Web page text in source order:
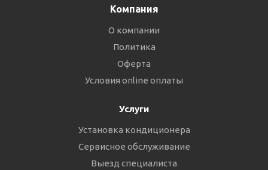
Компания
О компании
Политика
Оферта
Условия online оплаты
Услуги
Установка кондиционера
Сервисное обслуживание
Выезд специалиста